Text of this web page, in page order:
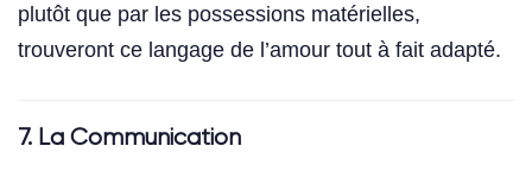
plutôt que par les possessions matérielles,
trouveront ce langage de l’amour tout à fait adapté.
7. La Communication